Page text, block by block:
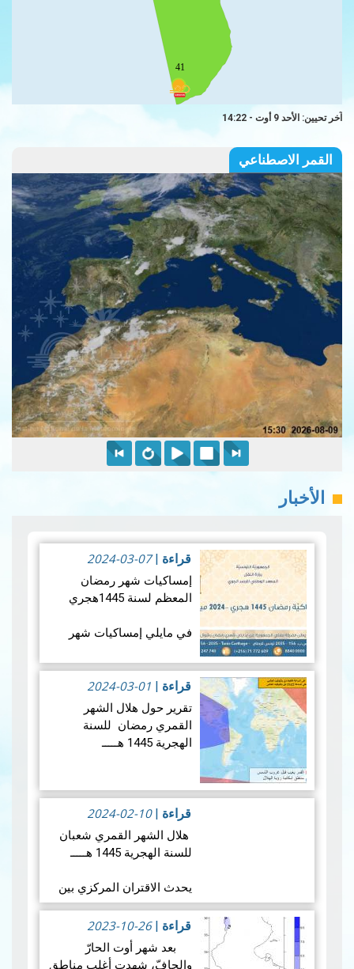
41
آخر تحيين: الأحد 9 أوت - 14:22
القمر الاصطناعي
الأخبار
قراءة |
2024-03-07
إمساكيات شهر رمضان
المعظم لسنة 1445هجري
في مايلي إمساكيات شهر
هجري و شملت الإمساكيات
العديد من المدن التونسية
والمناطق المنعزلة جغرافيا.
إمساكيات ولاية…
قراءة 2024-03-01
تقرير حول هلال الشهر
القمري رمضان للسنة
الهجرية 1445 هـــــ
بهلال رمضان لسنـة 1445
هجـري
1.1 ​1الإقتران المركزي:
ستجرى عملية رصد هلال
شهر رمضان بعد…قراءة المزيد
قراءة |
2024-02-10
هلال الشهر القمري شعبان
للسنة الهجرية 1445 هـــــ
يحدث الاقتران المركزي بين
الشمس والقمر، وفق
الحسابات الفلكية، يوم
الساعة 23 و 59 دقيقة حسب
قراءة |
2023-10-26
بعد شهر أوت الحارّ
والجافّ، شهدت أغلب مناطق